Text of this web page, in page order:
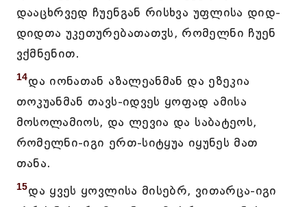
დააცხრვედ ჩუენგან რისხვა უფლისა დიდ-
დიდთა უკეთურებათათჳს, რომელნი ჩუენ
ვქმნენით.
14და იონათან აზალეანმან და ეზეკია
თოკუანმან თავს-იდვეს ყოფად ამისა
მოსოლამიოს, და ლევია და საბატეოს,
რომელნი-იგი ერთ-სიტყუა იყუნეს მათ
თანა.
15და ყვეს ყოვლისა მისებრ, ვითარცა-იგი